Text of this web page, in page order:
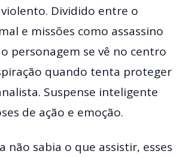
Dividido entre o
e missões como assassino
personagem se vê no centro
quando tenta proteger
Suspense inteligente
de ação e emoção.
não sabia o que assistir, esses